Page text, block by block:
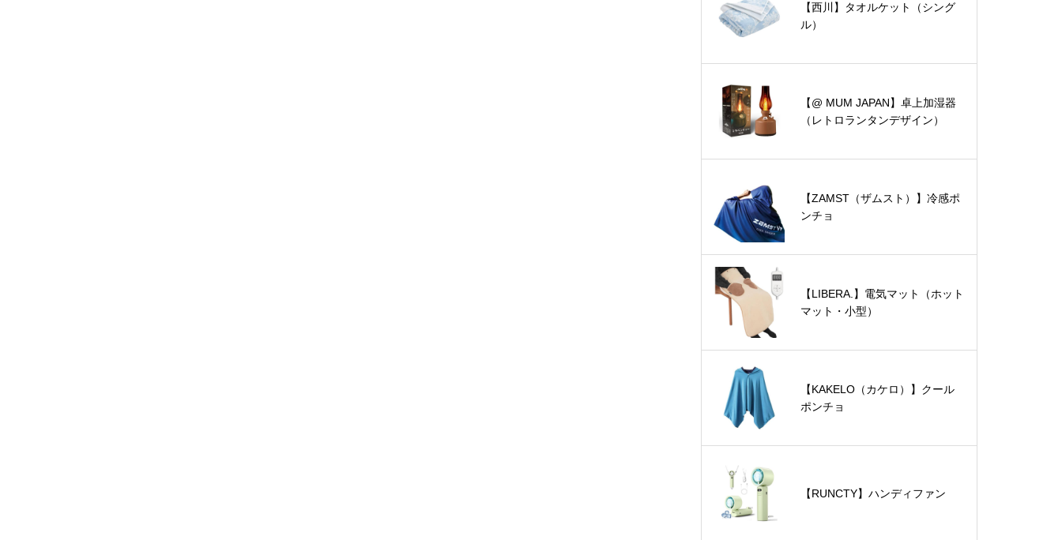
【西川】タオルケット（シング
ル）
【@ MUM JAPAN】卓上加湿器
（レトロランタンデザイン）
【ZAMST（ザムスト）】冷感ポ
ンチョ
【LIBERA.】電気マット（ホット
マット・小型）
【KAKELO（カケロ）】クール
ポンチョ
【RUNCTY】ハンディファン